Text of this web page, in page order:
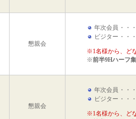
懇親会
年次会員 ・・
ビジター ・・
※1名様から、ど
※前半9Hハーフ
懇親会
年次会員 ・・
ビジター ・・
※1名様から、ど